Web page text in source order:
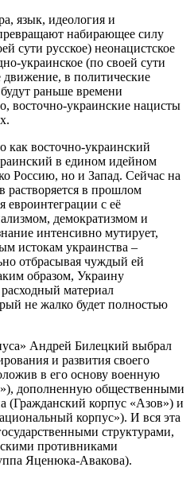
язык, идеология и
набирающее силу
сути русское) неонацистское
украинское (по своей сути
движение, в политические
раньше времени
восточно-украинские нацисты
как восточно-украинский
в едином идейном
Россию, но и Запад. Сейчас на
растворяется в прошлом
евроинтеграции с её
демократизмом и
интенсивно мутирует,
истокам украинства –
отбрасывая чуждый ей
образом, Украину
материал
не жалко будет полностью
Андрей Билецкий выбрал
и развития своего
в его основу военную
дополненную общественными
(Гражданский корпус «Азов») и
корпус»). И вся эта
структурами,
противниками
Яценюка-Авакова).